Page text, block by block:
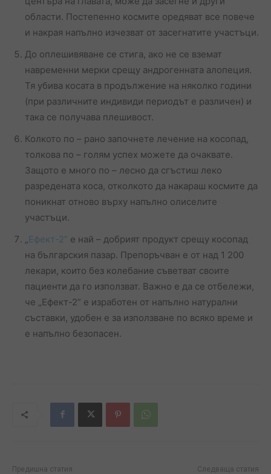
области. Постепенно космите оредяват все повече
и накрая напълно изчезват от засегнатите участъци.
До оплешивяване се стига, ако не се вземат
навременни мерки срещу андрогенната алопеция.
Тя убива косата в продължение на няколко години
(при различните индивиди периодът е различен) и
така се получава плешивост.
Колкото по – рано започнете лечение на косопад,
толкова по – голям успех можете да очаквате.
Защото е много по – лесно да сгъстиш леко
разредената коса, отколкото да накараш космите да
поникнат отново върху напълно олиселите
участъци.
Ефект-2” е най – добрият продукт срещу косопад
на българския пазар. Препоръчван е от над 1 200
лекари, които без колебание съветват своите
пациенти да го използват. Важно е да се отбележи,
че „Ефект-2” е изработен от напълно натурални
съставки, удобен е за използване по всяко време и
е напълно безопасен.
Предишна статия Следваща статия